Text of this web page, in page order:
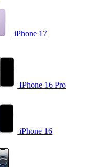
iPhone 17
IPhone 16 Pro
iPhone 16